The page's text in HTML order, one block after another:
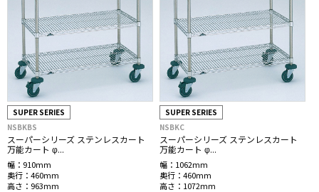
SUPER SERIES
NSBKBS
スーパーシリーズ ステンレスカート
万能カート φ...
幅： 910mm
奥行： 460mm
高さ： 963mm
SUPER SERIES
NSBKC
スーパーシリーズ ステンレスカート
万能カート φ...
幅： 1062mm
奥行： 460mm
高さ： 1072mm